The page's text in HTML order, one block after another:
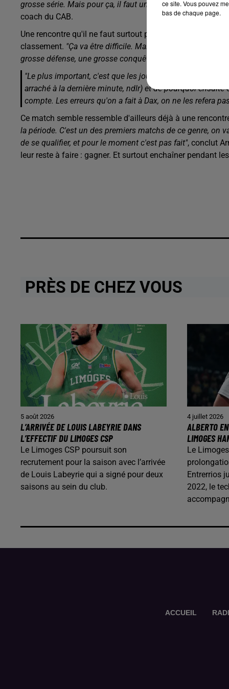
grosse série. Mais pour ça, il faut un début, et c'était peut-
coach du CAB.
Une rencontre qu'il ne faut surtout pas prendre à la
classement. "Ça va être difficile. Mais cette semaine a été
grosse défense, une grosse conquête, mais surtout :
"Le plus important, c'est que les joueurs prennent
arraché à la dernière minute, ndlr) et de pourquoi
compte. Les erreurs qu'on a fait à Dax, on ne les refera
Ce match semble ressemble d'ailleurs déjà à une
la période. C'est un des premiers matchs de ce genre, on
de se qualifier, et pour le moment c'est pas fait", conclut
leur reste à faire : gagner. Et surtout enchaîner pendant
PRÈS DE CHEZ VOUS
5 août 2026
L’ARRIVÉE DE LOUIS LABEYRIE DANS
L’EFFECTIF DU LIMOGES CSP
Le Limoges CSP poursuit son
recrutement pour la saison avec l’arrivée
de Louis Labeyrie qui a signé pour deux
saisons au sein du club.
4 juillet 2026
ALBERTO
LIMOGES
Le
Entrerrios
2022, le
ACCUEIL
ce site. Vous pouvez
bas de chaque page.